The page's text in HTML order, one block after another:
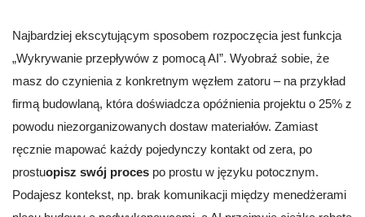
Najbardziej ekscytującym sposobem rozpoczęcia jest funkcja
„Wykrywanie przepływów z pomocą AI”. Wyobraź sobie, że
masz do czynienia z konkretnym węzłem zatoru – na przykład
firmą budowlaną, która doświadcza opóźnienia projektu o 25% z
powodu niezorganizowanych dostaw materiałów. Zamiast
ręcznie mapować każdy pojedynczy kontakt od zera, po
prostuopisz swój proces po prostu w języku potocznym.
Podajesz kontekst, np. brak komunikacji między menedżerami